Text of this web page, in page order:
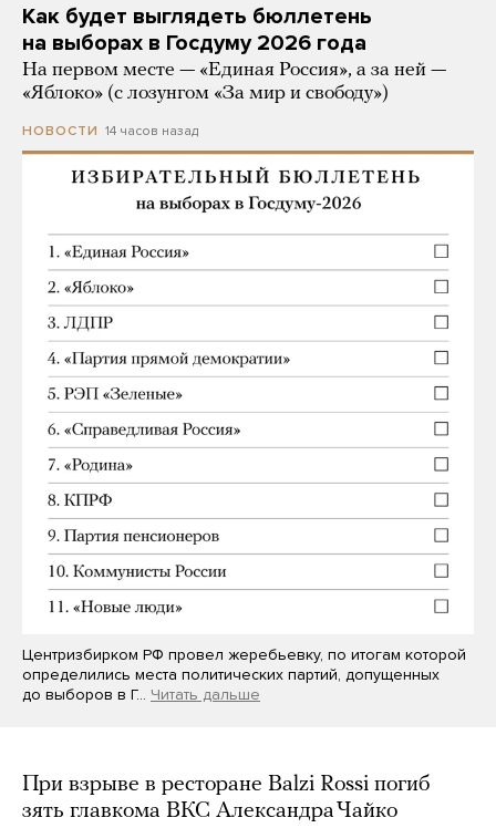
Как будет выглядеть бюллетень
на выборах в Госдуму 2026 года
На первом месте — «Единая Россия», а за ней —
«Яблоко» (с лозунгом «За мир и свободу»)
НОВОСТИ 14 часов назад
Центризбирком РФ провел жеребьевку, по итогам которой
определились места политических партий, допущенных
до выборов в Г… Читать дальше
При взрыве в ресторане Balzi Rossi погиб
зять главкома ВКС Александра Чайко